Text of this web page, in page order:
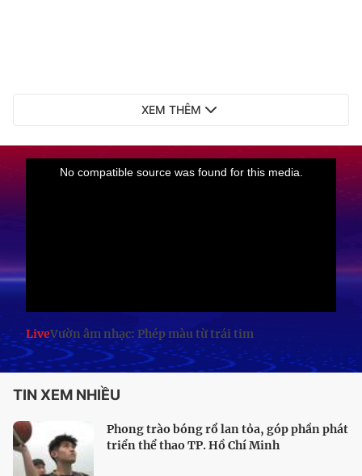
XEM THÊM
LiveVườn âm nhạc: Phép màu từ trái tim
TIN XEM NHIỀU
Phong trào bóng rổ lan tỏa, góp phần phát
triển thể thao TP. Hồ Chí Minh